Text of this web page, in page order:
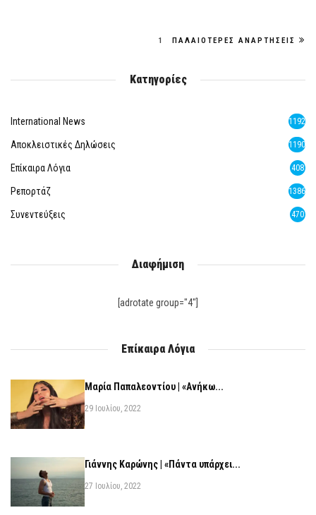
1 ΠΑΛΑΙΌΤΕΡΕΣ ΑΝΑΡΤΉΣΕΙΣ
Κατηγορίες
International News 1192
Αποκλειστικές Δηλώσεις 1190
Επίκαιρα Λόγια 408
Ρεπορτάζ 1386
Συνεντεύξεις 470
Διαφήμιση
[adrotate group="4"]
Επίκαιρα Λόγια
Μαρία Παπαλεοντίου | «Ανήκω...
29 Ιουλίου, 2022
Γιάννης Καρώνης | «Πάντα υπάρχει...
27 Ιουλίου, 2022